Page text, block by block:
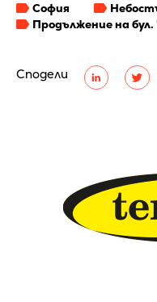
Сподели
София
Продължение на